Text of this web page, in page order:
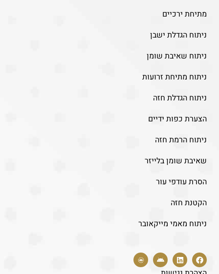
מתיחת ירכיים
ניתוח הגדלת ישבן
ניתוח שאיבת שומן
ניתוח מתיחת זרועות
ניתוח הגדלת חזה
הצערת כפות ידיים
ניתוח הרמת חזה
שאיבת שומן בלייזר
הסרת עודפי עור
הקטנת חזה
ניתוח מאמי מייקאובר